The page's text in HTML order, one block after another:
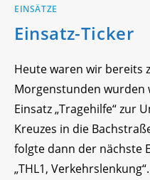
EINSÄTZE
Einsatz-Ticker
Heute waren wir bereits
Morgenstunden wurden
Einsatz „Tragehilfe“ zur
Kreuzes in die
folgte dann der nächste
„THL1,